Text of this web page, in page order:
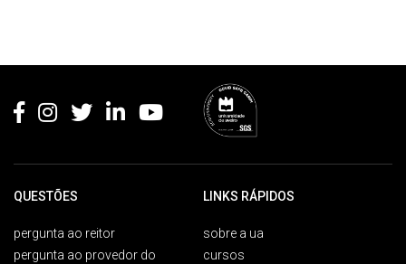
QUESTÕES
pergunta ao reitor
pergunta ao provedor do
LINKS RÁPIDOS
sobre a ua
cursos